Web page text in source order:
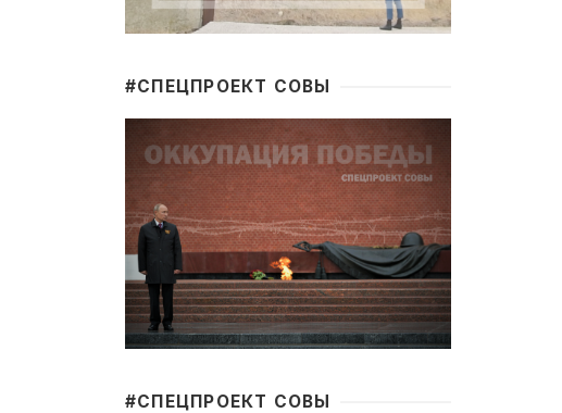
#CПЕЦПРОЕКТ СОВЫ
#CПЕЦПРОЕКТ СОВЫ